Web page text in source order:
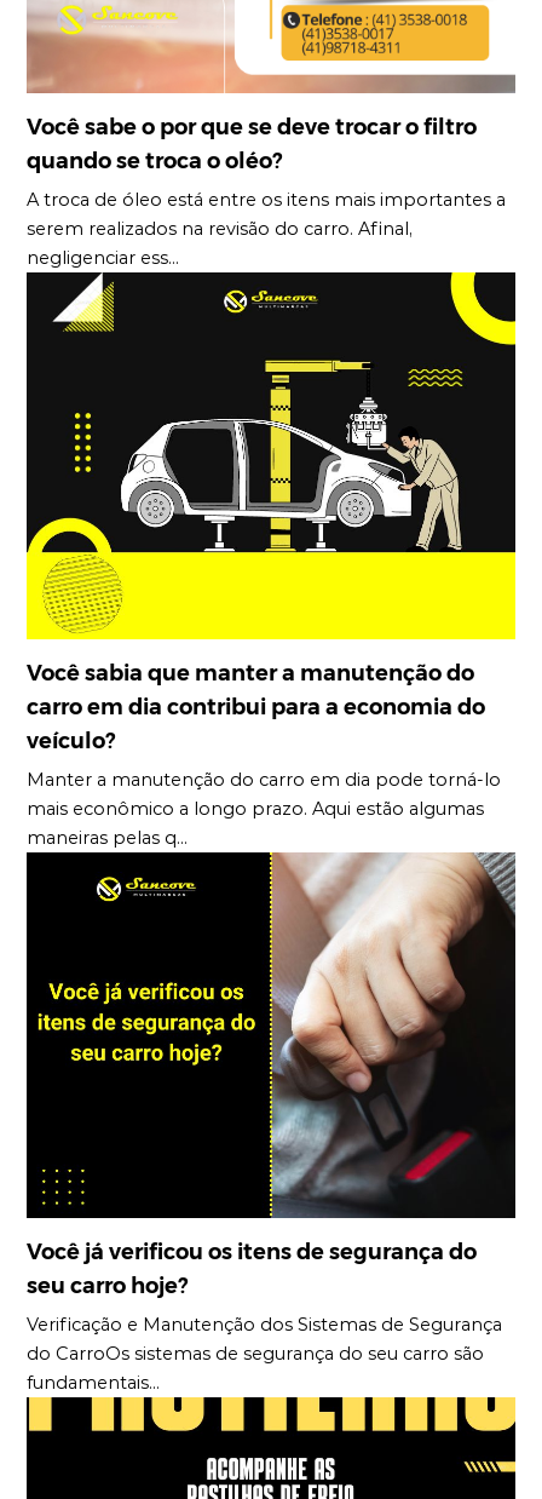
Você sabe o por que se deve trocar o filtro
quando se troca o oléo?
A troca de óleo está entre os itens mais importantes a
serem realizados na revisão do carro. Afinal,
negligenciar ess...
Você sabia que manter a manutenção do
carro em dia contribui para a economia do
veículo?
Manter a manutenção do carro em dia pode torná-lo
mais econômico a longo prazo. Aqui estão algumas
maneiras pelas q...
Você já verificou os itens de segurança do
seu carro hoje?
Verificação e Manutenção dos Sistemas de Segurança
do CarroOs sistemas de segurança do seu carro são
fundamentais...